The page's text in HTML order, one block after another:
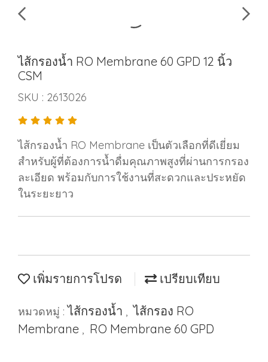
ไส้กรองน้ำ RO Membrane 60 GPD 12 นิ้ว
CSM
SKU : 2613026
ไส้กรองน้ำ RO Membrane เป็นตัวเลือกที่ดีเยี่ยม
สำหรับผู้ที่ต้องการน้ำดื่มคุณภาพสูงที่ผ่านการกรอง
ละเอียด พร้อมกับการใช้งานที่สะดวกและประหยัด
ในระยะยาว
เพิ่มรายการโปรด เปรียบเทียบ
หมวดหมู่ :ไส้กรองนํ้า , ไส้กรอง RO
Membrane , RO Membrane 60 GPD